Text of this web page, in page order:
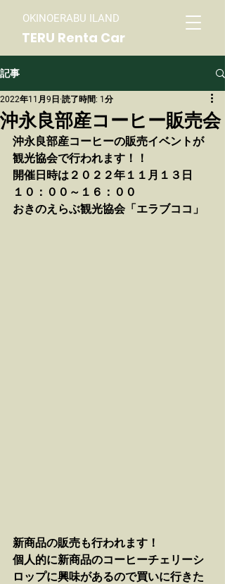
OKINOERABU ILAND
TERU Renta Car
記事
沖永良部産コーヒー販売会
2022年11月9日 読了時間: 1分
沖永良部産コーヒーの販売イベントが
観光協会で行われます！！
開催日時は２０２２年１１月１３日
１０：００～１６：００
おきのえらぶ観光協会「エラブココ」
新商品の販売も行われます！
個人的に新商品のコーヒーチェリーシ
ロップに興味があるので買いに行きた